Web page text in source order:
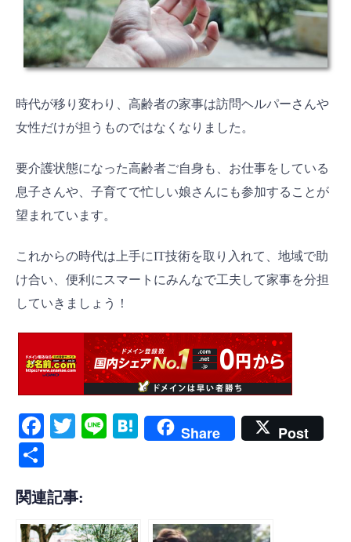
時代が移り変わり、高齢者の家事は訪問ヘルパーさんや
女性だけが担うものではなくなりました。
要介護状態になった高齢者ご自身も、お仕事をしている
息子さんや、子育てで忙しい娘さんにも参加することが
望まれています。
これからの時代は上手にIT技術を取り入れて、地域で助
け合い、便利にスマートにみんなで工夫して家事を分担
していきましょう！
F
oo
k
T
er
Li H
Share Post
関連記事: